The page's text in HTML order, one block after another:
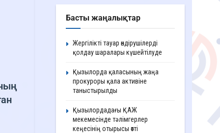
Басты жаңалықтар
Жергілікті тауар өндірушілерді
қолдау шаралары күшейтілуде
Қызылорда қаласының жаңа
прокуроры қала активіне
таныстырылды
Қызылордадағы ҚАЖ
мекемесінде тәлімгерлер
кеңесінің отырысы өтті